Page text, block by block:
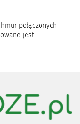
połączonych
jest